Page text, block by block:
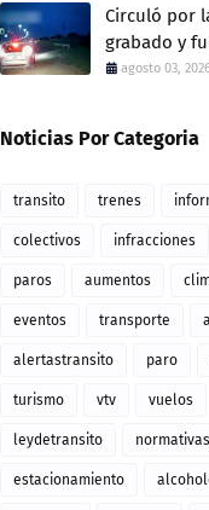
Circuló por
grabado y
agosto 03,
Noticias Por Categoria
transito trenes
colectivos infracciones
paros aumentos
eventos transporte
alertastransito paro
turismo vtv vuelos
leydetransito normativas
estacionamiento